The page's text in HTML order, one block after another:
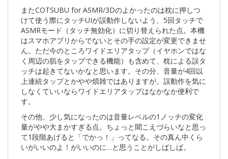
またCOTSUBU for ASMR/3Dのよかったのは枕に押しつ
けて使う際にタッチUIが誤動作しないよう、5回タッチで
ASMRモード（タッチ無効化）に切り替えられた点。本機
はスマホアプリからでないとその手の設定が変更できませ
ん。ただ今のところワイドエリアタップ（イヤホンではな
く周辺の肌をタップできる機能）も含めて、枕による誤タ
ッチは起きてないかなと思います。その分、音量が4回以
上連続タップとかやや煩雑ではありますが。誤動作を気に
しなくていいならワイドエリアタップはなかなか便利で
す。
その他、少し気になったのは音量レベルの1ノッチの変化
量がやや大まかすぎる点。ちょっと聞こえづらいなと思っ
て1段階あげると「でかっ！」ってなる。その真ん中くら
いがいいのよ！がいいのに…と思うことがしばしば。